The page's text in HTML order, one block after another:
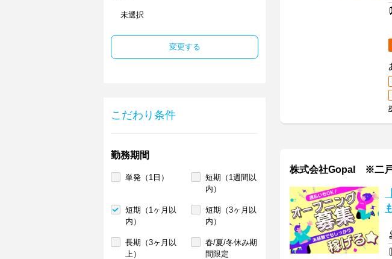
未選択
変更する
こだわり条件
勤務期間
単発（1日）
短期（1週間以
内）
短期（1ヶ月以
内）
短期（3ヶ月以
内）
長期（3ヶ月以
上）
春/夏/冬休み期
間限定
株式会社Gopal ※二